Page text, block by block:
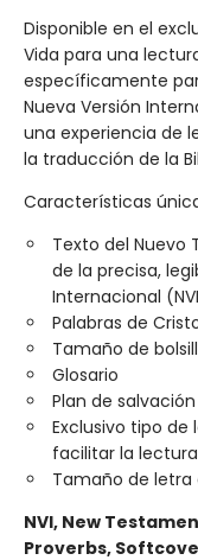
Disponible en el
Vida para una
específicamente
Nueva Versión
una experiencia de
la traducción de la
Características
Texto del Nuevo
de la precisa,
Internacional
Palabras de
Tamaño de
Glosario
Plan de salvación
Exclusivo tipo
facilitar la lectura
Tamaño de letra
NVI, New
Proverbs,